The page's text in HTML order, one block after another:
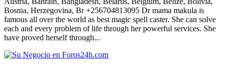
Bosnia, Herzegovina, Br +256704813095 Dr mama makula is
famous all over the world as best magic spell caster. She can solve
each and every problem of life through her powerful services. She
have proved herself through...